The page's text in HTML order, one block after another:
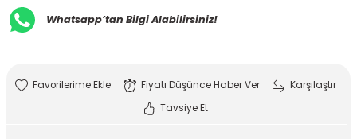
Whatsapp’tan Bilgi Alabilirsiniz!
Fiyatı Düşünce Haber Ver
Karşılaştır
Tavsiye Et